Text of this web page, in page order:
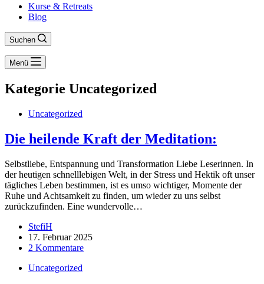
Kurse & Retreats
Blog
Suchen
Menü
Kategorie Uncategorized
Uncategorized
Die heilende Kraft der Meditation:
Selbstliebe, Entspannung und Transformation Liebe Leserinnen. In
der heutigen schnelllebigen Welt, in der Stress und Hektik oft unser
tägliches Leben bestimmen, ist es umso wichtiger, Momente der
Ruhe und Achtsamkeit zu finden, um wieder zu uns selbst
zurückzufinden. Eine wundervolle…
StefiH
17. Februar 2025
2 Kommentare
Uncategorized